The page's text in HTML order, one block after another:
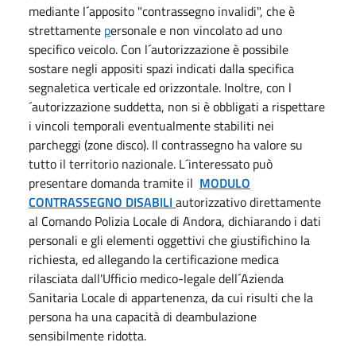
mediante l´apposito "contrassegno invalidi", che è
strettamente personale e non vincolato ad uno
specifico veicolo. Con l´autorizzazione è possibile
sostare negli appositi spazi indicati dalla specifica
segnaletica verticale ed orizzontale. Inoltre, con l
´autorizzazione suddetta, non si è obbligati a rispettare
i vincoli temporali eventualmente stabiliti nei
parcheggi (zone disco). Il contrassegno ha valore su
tutto il territorio nazionale. L´interessato può
presentare domanda tramite il MODULO
CONTRASSEGNO DISABILI autorizzativo direttamente
al Comando Polizia Locale di Andora, dichiarando i dati
personali e gli elementi oggettivi che giustifichino la
richiesta, ed allegando la certificazione medica
rilasciata dall'Ufficio medico-legale dell´Azienda
Sanitaria Locale di appartenenza, da cui risulti che la
persona ha una capacità di deambulazione
sensibilmente ridotta.